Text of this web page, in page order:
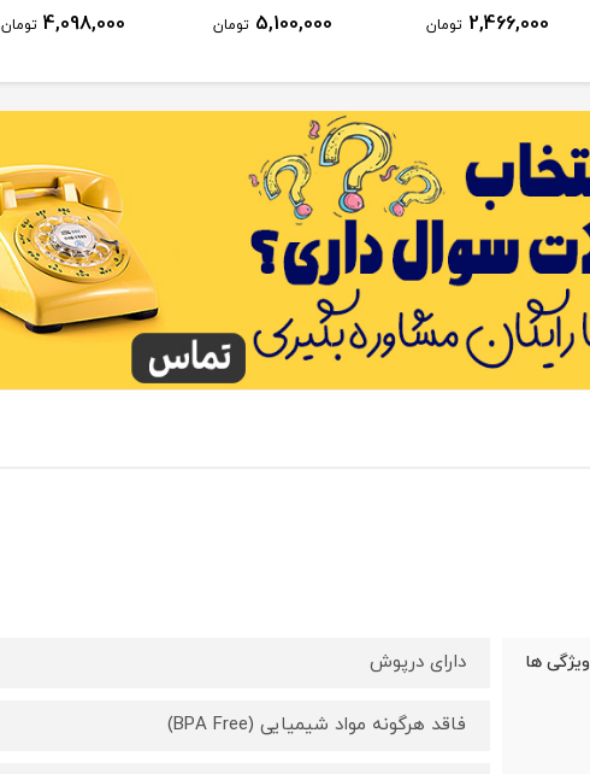
2,466,000 تومان 5,100,000 تومان 4,098,000 تومان
ویژگی ها دارای درپوش
فاقد هرگونه مواد شیمیایی (BPA Free)